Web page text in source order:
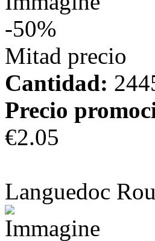
-50%
Mitad precio
Cantidad:
Precio
€2.05
Languedoc